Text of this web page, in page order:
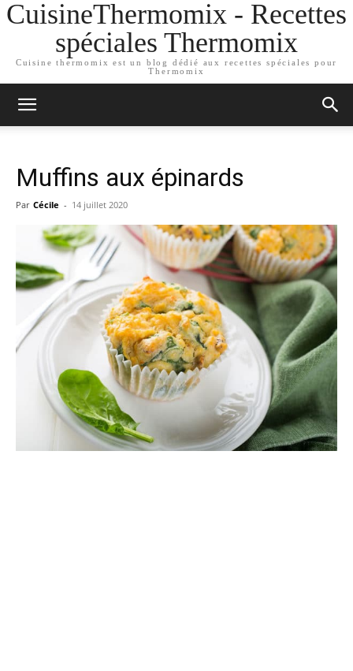
CuisineThermomix - Recettes
spéciales Thermomix
Cuisine thermomix est un blog dédié aux recettes spéciales pour
Thermomix
Muffins aux épinards
Par Cécile - 14 juillet 2020